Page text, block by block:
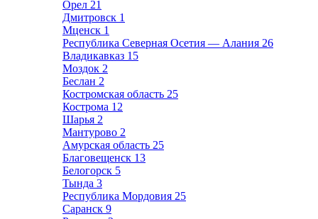
Орел 21
Дмитровск 1
Мценск 1
Республика Северная Осетия — Алания 26
Владикавказ 15
Моздок 2
Беслан 2
Костромская область 25
Кострома 12
Шарья 2
Мантурово 2
Амурская область 25
Благовещенск 13
Белогорск 5
Тында 3
Республика Мордовия 25
Саранск 9